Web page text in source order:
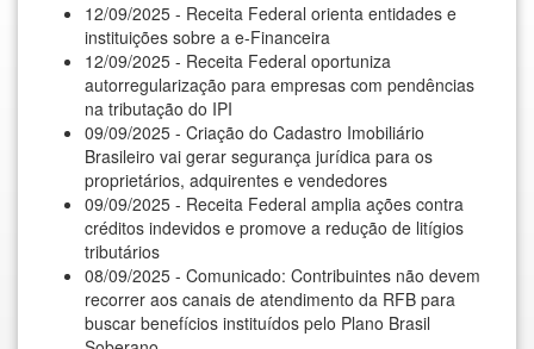
12/09/2025 - Receita Federal orienta entidades e
instituições sobre a e-Financeira
12/09/2025 - Receita Federal oportuniza
autorregularização para empresas com pendências
na tributação do IPI
09/09/2025 - Criação do Cadastro Imobiliário
Brasileiro vai gerar segurança jurídica para os
proprietários, adquirentes e vendedores
09/09/2025 - Receita Federal amplia ações contra
créditos indevidos e promove a redução de litígios
tributários
08/09/2025 - Comunicado: Contribuintes não devem
recorrer aos canais de atendimento da RFB para
buscar benefícios instituídos pelo Plano Brasil